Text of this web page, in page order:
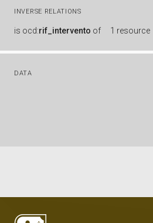
INVERSE RELATIONS
is ocd:rif_intervento of 1 resource
DATA